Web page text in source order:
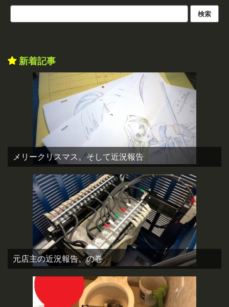
新着記事
メリークリスマス。そして近況報告
元店主の近況報告。の巻